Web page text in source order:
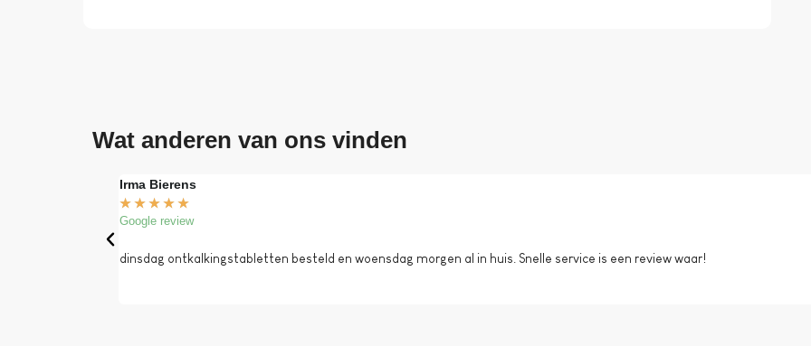
Wat anderen van ons vinden
Irma Bierens
★ ★ ★ ★ ★
Google review
dinsdag ontkalkingstabletten besteld en woensdag morgen al in huis. Snelle service is een review waar!